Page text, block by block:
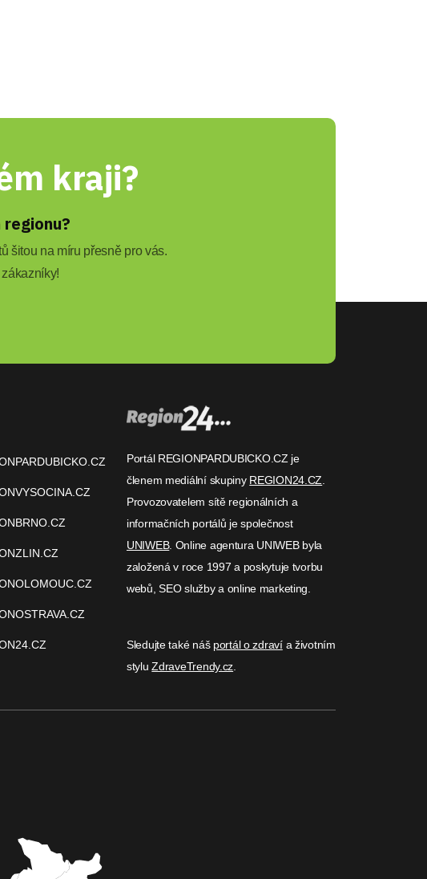
kraji?
šitou na míru přesně pro vás.
Portál REGIONPARDUBICKO.CZ je
členem mediální skupiny REGION24.CZ
Provozovatelem sítě regionálních a
informačních portálů je společnost
UNIWEB. Online agentura UNIWEB byla
založená v roce 1997 a poskytuje tvorbu
webů, SEO služby a online marketing.
Sledujte také náš portál o zdravía životním
styluZdraveTrendy.cz